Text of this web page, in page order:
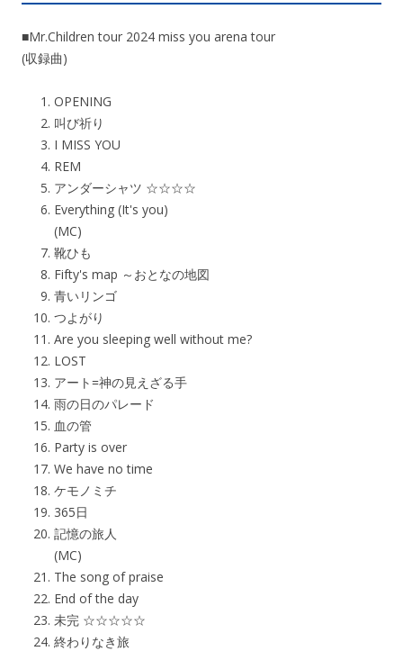
■Mr.Children tour 2024 miss you arena tour
(収録曲)
OPENING
叫び祈り
I MISS YOU
REM
アンダーシャツ ☆☆☆☆
Everything (It's you)
(MC)
靴ひも
Fifty's map ～おとなの地図
青いリンゴ
つよがり
Are you sleeping well without me?
LOST
アート=神の見えざる手
雨の日のパレード
血の管
Party is over
We have no time
ケモノミチ
365日
記憶の旅人
(MC)
The song of praise
End of the day
未完 ☆☆☆☆☆
終わりなき旅